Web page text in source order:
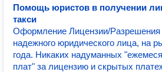
Помощь юристов в получении
такси
Оформление Лицензии/Разрешения
надежного юридического лица, на
года. Никаких надуманных
плат" за лицензию и скрытых